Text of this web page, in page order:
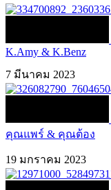
K.Amy & K.Benz
7 มีนาคม 2023
คุณแพร์ & คุณต้อง
19 มกราคม 2023